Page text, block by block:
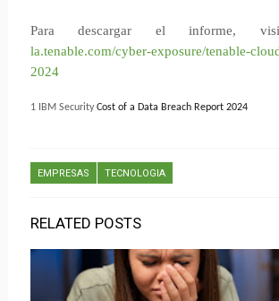
Para descargar el informe,
la.tenable.com/cyber-exposure/tenable-
2024
1 IBM SecurityCost of a Data Breach Report 2024
EMPRESAS TECNOLOGIA
RELATED POSTS